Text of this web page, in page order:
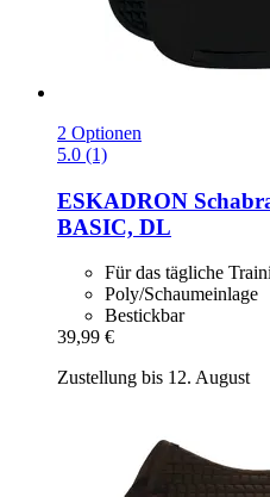
2 Optionen
5.0 (1)
ESKADRON
BASIC, DL
Für das tägliche
Poly/Schaumeinlage
Bestickbar
39,99 €
Zustellung bis 12. August